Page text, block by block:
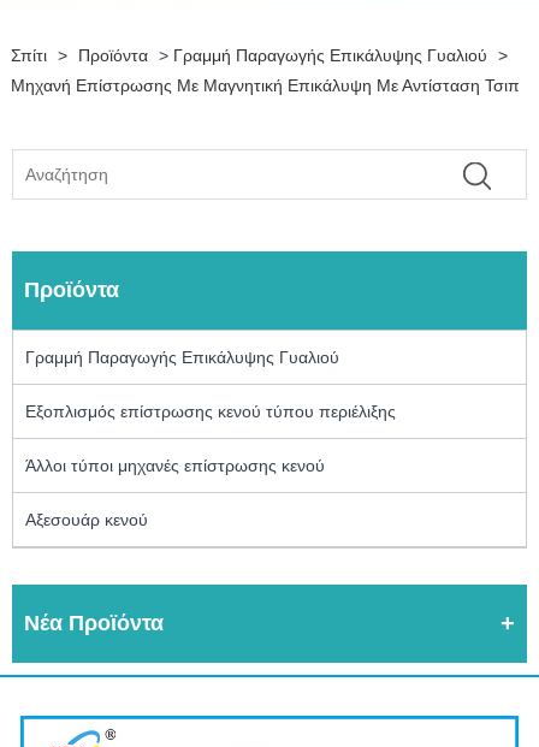
Σπίτι > Προϊόντα > Γραμμή Παραγωγής Επικάλυψης Γυαλιού
>
Μηχανή Επίστρωσης Με Μαγνητική Επικάλυψη Με Αντίσταση Τσιπ
Προϊόντα
Γραμμή Παραγωγής Επικάλυψης Γυαλιού
Εξοπλισμός επίστρωσης κενού τύπου περιέλιξης
Άλλοι τύποι μηχανές επίστρωσης κενού
Αξεσουάρ κενού
Νέα Προϊόντα